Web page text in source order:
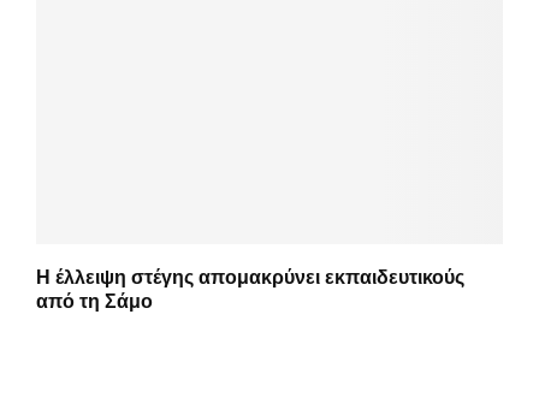
Η έλλειψη στέγης απομακρύνει εκπαιδευτικούς
από τη Σάμο